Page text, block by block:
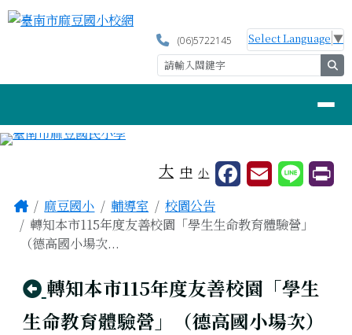
跳至主內容區
臺南市麻豆國小校網
(06)5722145 Select Language ▼
大 中 小
主內容區域
Home麻豆國小 輔導室
校園公告
轉知本市115年度友善校園「學生生命教育體驗營」
（德高國小場次...
回上頁
轉知本市115年度友善校園「學生
生命教育體驗營」（德高國小場次）
頁尾區域